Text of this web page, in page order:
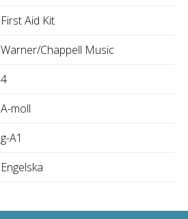
First Aid Kit
Warner/Chappell Music
4
A-moll
g-A1
Engelska